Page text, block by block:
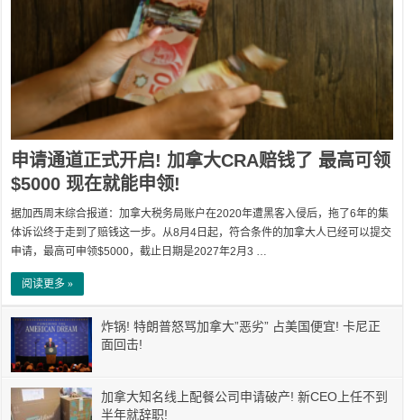
申请通道正式开启! 加拿大CRA赔钱了 最高可领
$5000 现在就能申领!
据加西周末综合报道：加拿大税务局账户在2020年遭黑客入侵后，拖了6年的集
体诉讼终于走到了赔钱这一步。从8月4日起，符合条件的加拿大人已经可以提交
申请，最高可申领$5000，截止日期是2027年2月3 …
阅读更多 »
炸锅! 特朗普怒骂加拿大”恶劣” 占美国便宜! 卡尼正
面回击!
加拿大知名线上配餐公司申请破产! 新CEO上任不到
半年就辞职!